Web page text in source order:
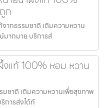
ก
ากธรรมชาติ เติมความหวาน
มากมาย บริการส่
แท้ 100% หอม หวาน
ชาติ เติมความหวานเพื่อสุขภาพ
การส่งได้ทั